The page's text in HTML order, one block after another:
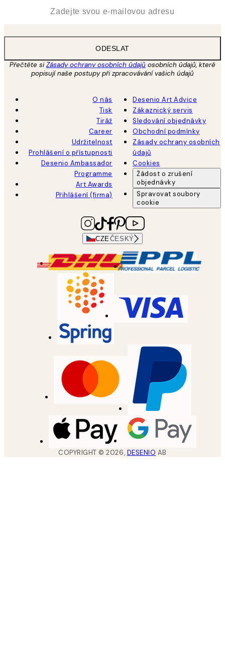
ODESLAT
Přečtěte siZásady ochrany osobních údajů osobních údajů, které
popisují naše postupy při zpracovávání vašich údajů
O nás
Tisk
Tiráž
Career
Udržitelnost
Prohlášení o přístupnosti
Desenio Ambassador
Programme
Art Awards
Přihlášení (firma)
Desenio Art Advice
Zákaznický servis
Sledování objednávky
Obchodní podmínky
Zásady ochrany osobních
údajů
Cookies
Žádost o zrušení
objednávky
Spravovat soubory
cookie
CZE ČESKÝ
COPYRIGHT ©2026, DESENIO AB